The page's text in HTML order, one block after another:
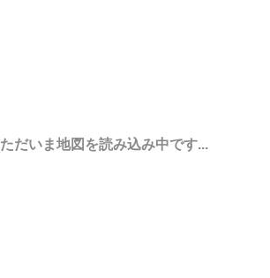
ただいま地図を読み込み中です...